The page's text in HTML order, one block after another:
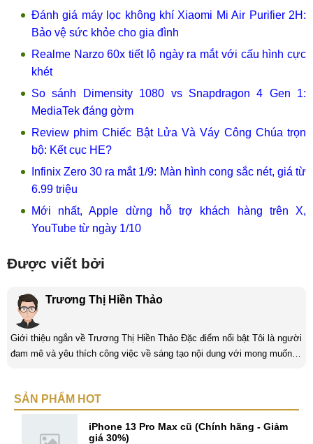
Đánh giá máy lọc không khí Xiaomi Mi Air Purifier 2H:
Bảo vệ sức khỏe cho gia đình
Realme Narzo 60x tiết lộ ngày ra mắt với cấu hình cực
khét
So sánh Dimensity 1080 vs Snapdragon 4 Gen 1:
MediaTek đáng gờm
Review phim Chiếc Bật Lửa Và Váy Công Chúa trọn
bộ: Kết cục HE?
Infinix Zero 30 ra mắt 1/9: Màn hình cong sắc nét, giá từ
6.99 triệu
Mới nhất, Apple dừng hỗ trợ khách hàng trên X,
YouTube từ ngày 1/10
Được viết bởi
Trương Thị Hiền Thảo
Giới thiệu ngắn về Trương Thị Hiền Thảo Đặc điểm nổi bật Tôi là người
đam mê và yêu thích công việc về sáng tạo nội dung với mong muốn
mình có thể đóng góp được nhiều giá trị cho cộng đồng và có thương
SẢN PHẨM HOT
iPhone 13 Pro Max cũ (Chính hãng - Giảm
giá 30%)